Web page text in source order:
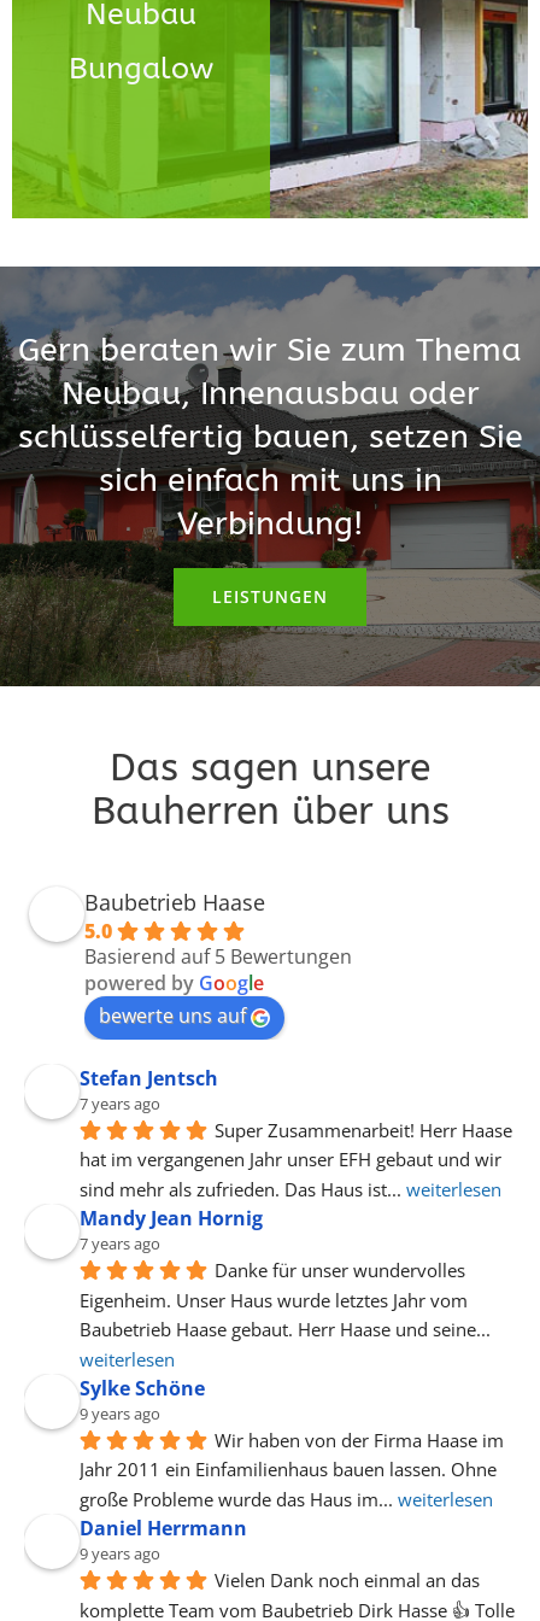
Neubau
Bungalow
auf Bodenplatte, massiv
gebaut in Coswig
Gern beraten wir Sie zum Thema
Neubau, Innenausbau oder
schlüsselfertig bauen, setzen Sie
sich einfach mit uns in
Verbindung!
LEISTUNGEN
Das sagen unsere
Bauherren über uns
Baubetrieb Haase
5.0
Basierend auf 5 Bewertungen
powered by Google
bewerte uns auf
Stefan Jentsch
7 years ago
Super Zusammenarbeit! Herr Haase
hat im vergangenen Jahr unser EFH gebaut und wir
sind mehr als zufrieden. Das Haus ist... weiterlesen
Mandy Jean Hornig
7 years ago
Danke für unser wundervolles
Eigenheim. Unser Haus wurde letztes Jahr vom
Baubetrieb Haase gebaut. Herr Haase und seine
weiterlesen
Sylke Schöne
9 years ago
Wir haben von der Firma Haase im
Jahr 2011 ein Einfamilienhaus bauen lassen. Ohne
große Probleme wurde das Haus im... weiterlesen
Daniel Herrmann
9 years ago
Vielen Dank noch einmal an das
komplette Team vom Baubetrieb Dirk Hasse 👍 Tolle